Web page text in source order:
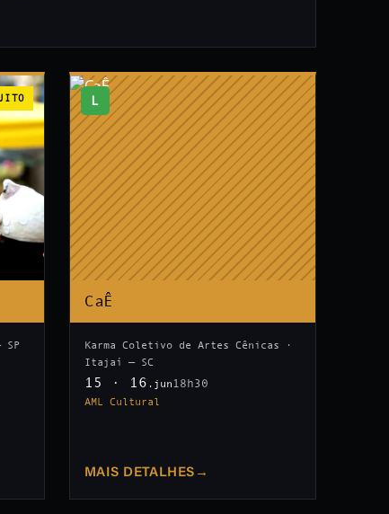
L
CaÊ
Karma Coletivo de Artes Cênicas ·
Itajaí — SC
15 · 16 .jun18h30
AML Cultural
MAIS DETALHES →